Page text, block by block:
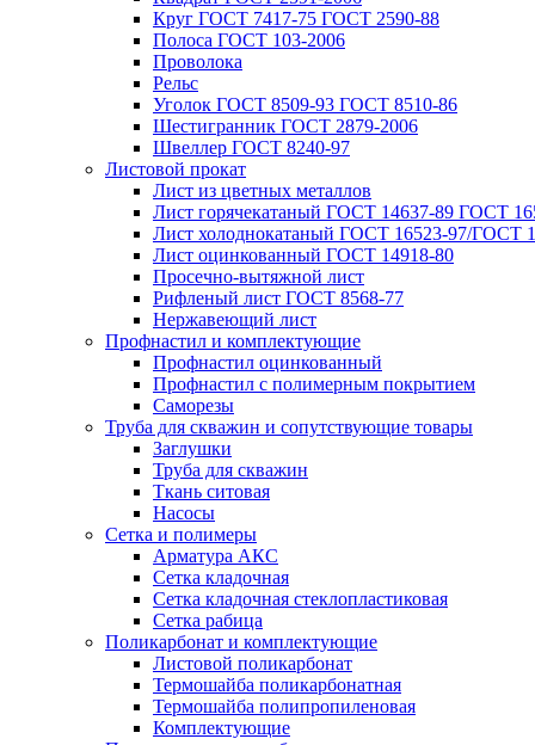
Круг ГОСТ 7417-75 ГОСТ 2590-88
Полоса ГОСТ 103-2006
Проволока
Рельс
Уголок ГОСТ 8509-93 ГОСТ 8510-86
Шестигранник ГОСТ 2879-2006
Швеллер ГОСТ 8240-97
Листовой прокат
Лист из цветных металлов
Лист горячекатаный ГОСТ 14637-89 ГОСТ
Лист холоднокатаный ГОСТ 16523-97/ГОСТ
Лист оцинкованный ГОСТ 14918-80
Просечно-вытяжной лист
Рифленый лист ГОСТ 8568-77
Нержавеющий лист
Профнастил и комплектующие
Профнастил оцинкованный
Профнастил с полимерным покрытием
Саморезы
Труба для скважин и сопутствующие товары
Заглушки
Труба для скважин
Ткань ситовая
Насосы
Сетка и полимеры
Арматура АКС
Сетка кладочная
Сетка кладочная стеклопластиковая
Сетка рабица
Поликарбонат и комплектующие
Листовой поликарбонат
Термошайба поликарбонатная
Термошайба полипропиленовая
Комплектующие